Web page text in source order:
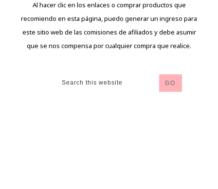
Al hacer clic en los enlaces o comprar productos que
recomiendo en esta página, puedo generar un ingreso para
este sitio web de las comisiones de afiliados y debe asumir
que se nos compensa por cualquier compra que realice.